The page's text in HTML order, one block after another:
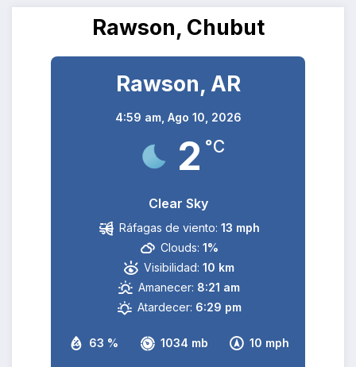
Rawson, Chubut
Rawson, AR
4:59 am, Ago 10, 2026
2 °C
Clear Sky
63 % 1034 mb 10 mph
Ráfagas de viento: 13 mph
Clouds: 1%
Visibilidad: 10 km
Amanecer: 8:21 am
Atardecer: 6:29 pm